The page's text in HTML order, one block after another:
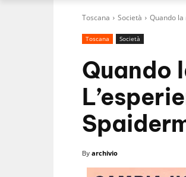
Toscana Società Quando
Toscana Società
Quando
By archivio